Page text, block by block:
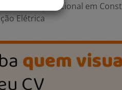
Operacional em
Elétrica